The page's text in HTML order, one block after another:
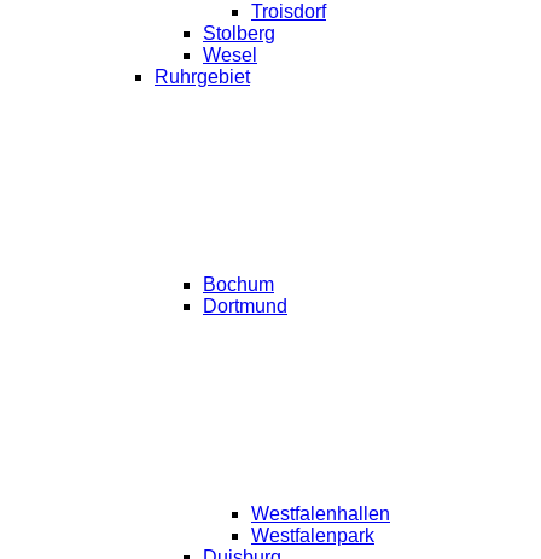
Troisdorf
Stolberg
Wesel
Ruhrgebiet
Bochum
Dortmund
Westfalenhallen
Westfalenpark